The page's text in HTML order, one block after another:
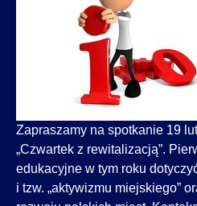
Zapraszamy na spotkanie 19
„Czwartek z rewitalizacją”.
edukacyjne w tym roku
i tzw. „aktywizmu miejskiego”